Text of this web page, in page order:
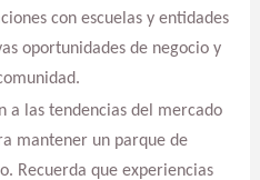
con escuelas y entidades
oportunidades de negocio y
a las tendencias del mercado
mantener un parque de
Recuerda que experiencias